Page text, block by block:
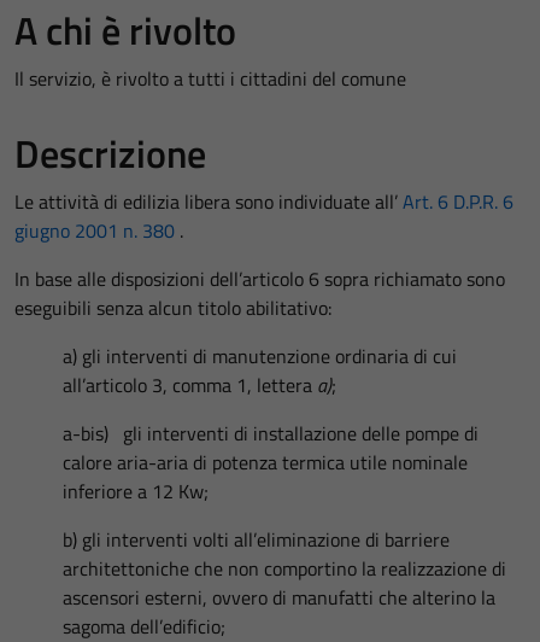
A chi è rivolto
Il servizio, è rivolto a tutti i cittadini del comune
Descrizione
Le attività di edilizia libera sono individuate all’Art. 6 D.P.R. 6
giugno 2001 n. 380 .
In base alle disposizioni dell’articolo 6 sopra richiamato sono
eseguibili senza alcun titolo abilitativo:
a) gli interventi di manutenzione ordinaria di cui
all’articolo 3, comma 1, lettera a);
a-bis) gli interventi di installazione delle pompe di
calore aria-aria di potenza termica utile nominale
inferiore a 12 Kw;
b) gli interventi volti all’eliminazione di barriere
architettoniche che non comportino la realizzazione di
ascensori esterni, ovvero di manufatti che alterino la
sagoma dell’edificio;